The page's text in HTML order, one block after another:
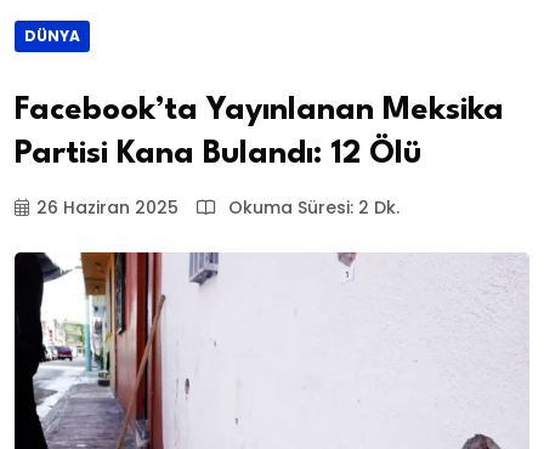
DÜNYA
Facebook’ta Yayınlanan Meksika
Partisi Kana Bulandı: 12 Ölü
26 Haziran 2025 Okuma Süresi: 2 Dk.